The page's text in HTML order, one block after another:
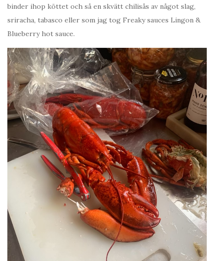
binder ihop köttet och så en skvätt chilisås av något slag,
sriracha, tabasco eller som jag tog Freaky sauces Lingon &
Blueberry hot sauce.